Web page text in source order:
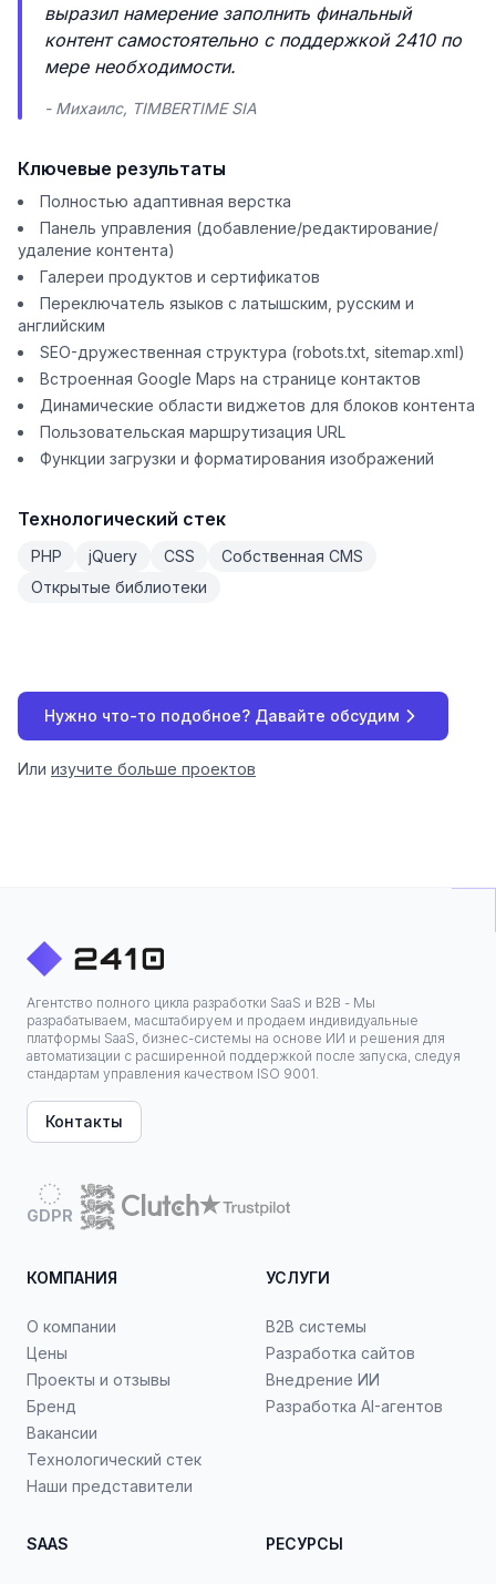
выразил намерение заполнить финальный
контент самостоятельно с поддержкой 2410 по
мере необходимости.
- Михаилс, TIMBERTIME SIA
Ключевые результаты
Полностью адаптивная верстка
Панель управления (добавление/редактирование/
удаление контента)
Галереи продуктов и сертификатов
Переключатель языков с латышским, русским и
английским
SEO-дружественная структура (robots.txt, sitemap.xml)
Встроенная Google Maps на странице контактов
Динамические области виджетов для блоков контента
Пользовательская маршрутизация URL
Функции загрузки и форматирования изображений
Технологический стек
PHP jQuery CSS
Собственная CMS
Открытые библиотеки
Нужно что-то подобное? Давайте обсудим
Или изучите больше проектов
Агентство полного цикла разработки SaaS и B2B - Мы
разрабатываем, масштабируем и продаем индивидуальные
платформы SaaS, бизнес-системы на основе ИИ и решения для
автоматизации с расширенной поддержкой после запуска, следуя
стандартам управления качеством ISO 9001.
Контакты
GDPR
КОМПАНИЯ
О компании
Цены
Проекты и отзывы
Бренд
Вакансии
Технологический стек
Наши представители
УСЛУГИ
B2B системы
Разработка сайтов
Внедрение ИИ
Разработка AI-агентов
SAAS РЕСУРСЫ